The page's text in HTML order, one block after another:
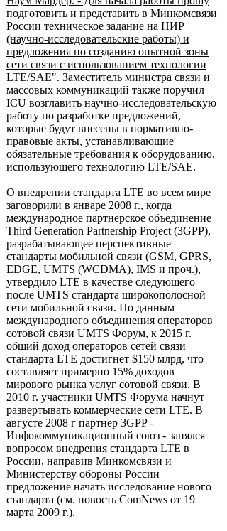
подготовить и представить в Минкомсвязи
России техническое задание на НИР
(научно-исследовательские работы) и
предложения по созданию опытной зоны
сети связи с использованием технологии
LTE/SAE". Заместитель министра связи и
массовых коммуникаций также поручил
ICU возглавить научно-исследовательскую
работу по разработке предложений,
которые будут внесены в нормативно-
правовые акты, устанавливающие
обязательные требования к оборудованию,
использующего технологию LTE/SAE.
О внедрении стандарта LTE во всем мире
заговорили в январе 2008 г., когда
международное партнерское объединение
Third Generation Partnership Project (3GPP),
разрабатывающее перспективные
стандарты мобильной связи (GSM, GPRS,
EDGE, UMTS (WCDMA), IMS и проч.),
утвердило LTE в качестве следующего
после UMTS стандарта широкополосной
сети мобильной связи. По данным
международного объединения операторов
сотовой связи UMTS Форум, к 2015 г.
общий доход операторов сетей связи
стандарта LTE достигнет $150 млрд, что
составляет примерно 15% доходов
мирового рынка услуг сотовой связи. В
2010 г. участники UMTS Форума начнут
развертывать коммерческие сети LTE. В
августе 2008 г партнер 3GPP -
Инфокоммуникационный союз - занялся
вопросом внедрения стандарта LTE в
России, направив Минкомсвязи и
Министерству обороны России
предложение начать исследование нового
стандарта (см. новоcть ComNews от 19
марта 2009 г.).